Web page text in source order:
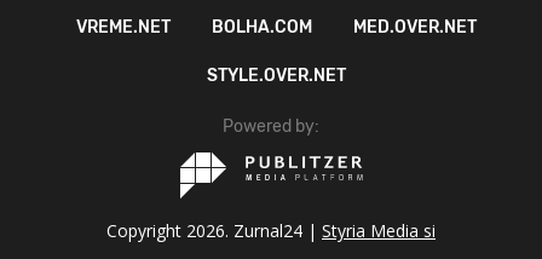
VREME.NET
BOLHA.COM MED.OVER.NET
STYLE.OVER.NET
Powered by:
Copyright 2026. Zurnal24 | Styria Media si